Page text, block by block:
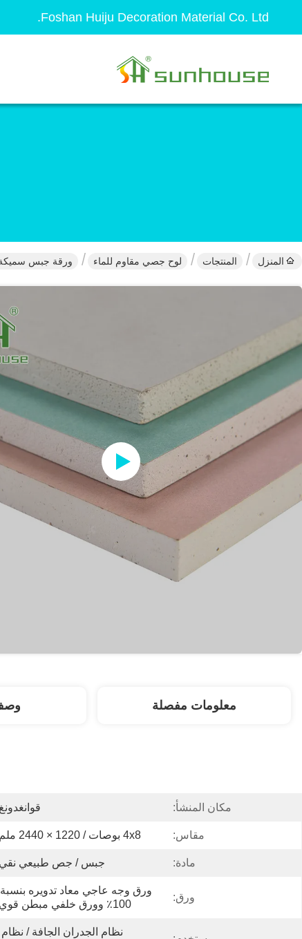
Foshan Huiju Decoration Material Co. Ltd.
المنزل المنتجات لوح جصي مقاوم للماء ورقة جبس سميكة 15 مم مقاومة للماء حافة مدببة 1220 مم × 2440
معلومات مفصلة
مكان المنشأ: قوانغدونغ
مقاس: 4x8 بوصات / 1220 × 2440 ملم
مادة: جبس / جص طبيعي نقي
ورق:
100٪ وورق خلفي مبطن قوي